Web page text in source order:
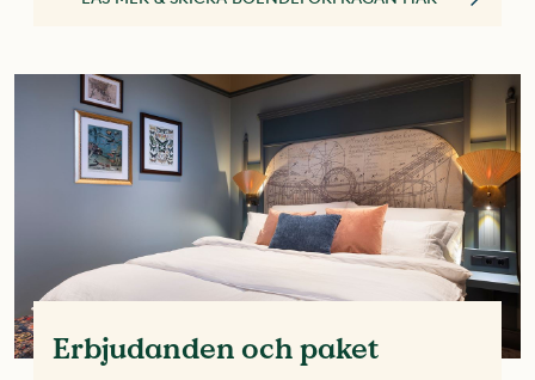
Erbjudanden och paket